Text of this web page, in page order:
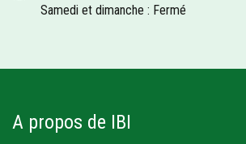
Samedi et dimanche : Fermé
A propos de IBI